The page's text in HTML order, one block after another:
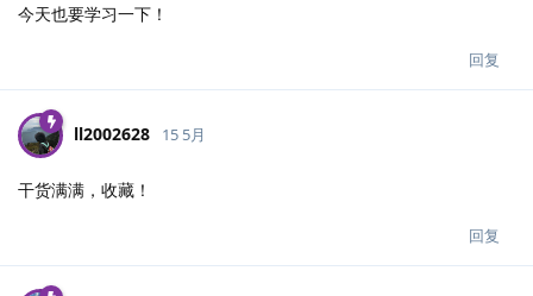
今天也要学习一下！
回复
ll2002628 15 5月
干货满满，收藏！
回复